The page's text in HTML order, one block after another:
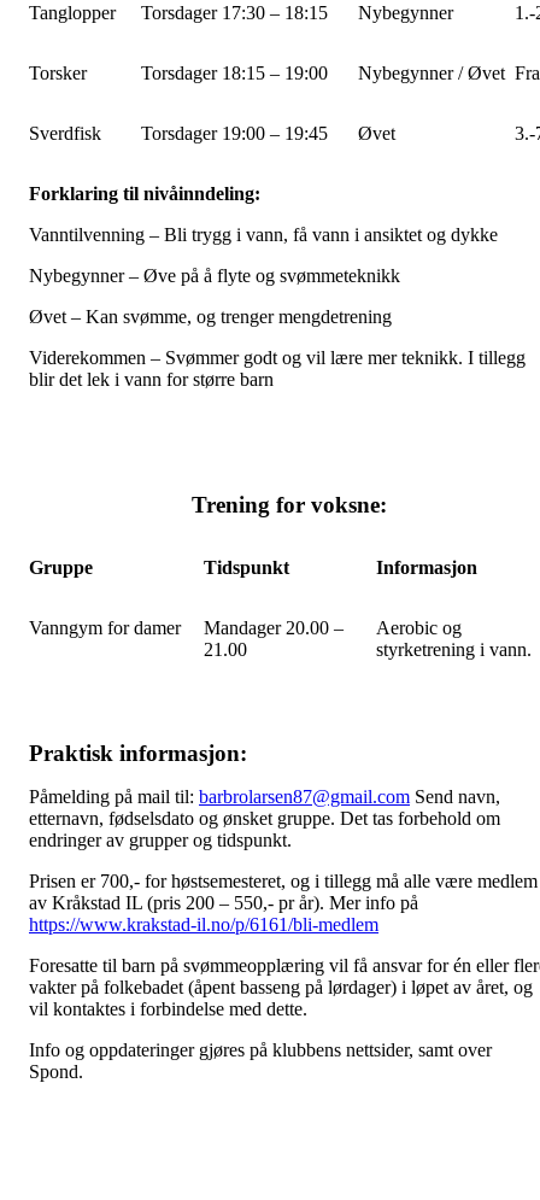
Tanglopper Torsdager 17:30 – 18:15 Nybegynner 1.-
Torsker Torsdager 18:15 – 19:00 Nybegynner / Øvet
Sverdfisk Torsdager 19:00 – 19:45 Øvet 3.-
Forklaring til nivåinndeling:
Vanntilvenning – Bli trygg i vann, få vann i ansiktet og dykke
Nybegynner – Øve på å flyte og svømmeteknikk
Øvet – Kan svømme, og trenger mengdetrening
Viderekommen – Svømmer godt og vil lære mer teknikk. I tillegg
blir det lek i vann for større barn
Trening for voksne:
Gruppe Tidspunkt Informasjon
Vanngym for damer
Mandager 20.00 –
21.00
Aerobic og
styrketrening i vann.
Praktisk informasjon:
Påmelding på mail til: barbrolarsen87@gmail.com Send navn,
etternavn, fødselsdato og ønsket gruppe. Det tas forbehold om
endringer av grupper og tidspunkt.
Prisen er 700,- for høstsemesteret, og i tillegg må alle være medlem
av Kråkstad IL (pris 200 – 550,- pr år). Mer info på
https://www.krakstad-il.no/p/6161/bli-medlem
Foresatte til barn på svømmeopplæring vil få ansvar for én eller
vakter på folkebadet (åpent basseng på lørdager) i løpet av året, og
vil kontaktes i forbindelse med dette.
Info og oppdateringer gjøres på klubbens nettsider, samt over
Spond.